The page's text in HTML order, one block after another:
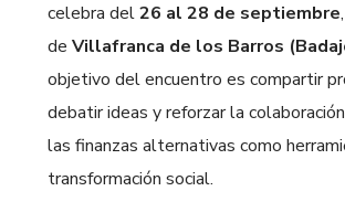
celebra del26 al 28 de septiembre
de Villafranca de los Barros
objetivo del encuentro es compartir
debatir ideas y reforzar la
las finanzas alternativas como
transformación social.